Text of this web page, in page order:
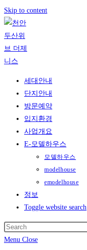
Skip to content
세대안내
단지안내
방문예약
입지환경
사업개요
E-모델하우스
모델하우스
modelhouse
emodelhouse
정보
Toggle website search
Menu Close